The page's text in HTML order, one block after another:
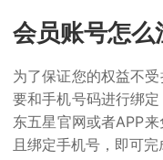
会员账号怎么
为了保证您的权益不
要和手机号码进行绑
东五星官网或者APP
且绑定手机号，即可完